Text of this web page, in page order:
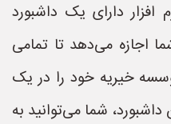
افزار دارای یک داشبورد
اجازه می‌دهد تا تمامی
خیریه خود را در یک
شما می‌توانید به